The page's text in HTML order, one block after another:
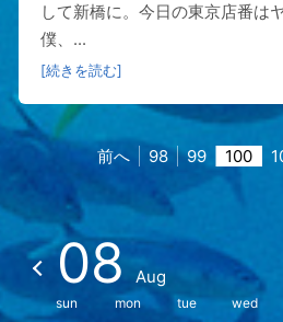
して新橋に。今日の東京店番は
僕、...
[続きを読む]
前へ 98 99 100
08 Aug
sun mon tue wed